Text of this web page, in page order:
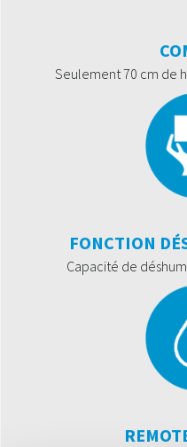
Seulement 70 cm de
FONCTION
Capacité de